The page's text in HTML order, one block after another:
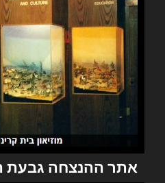
אתר ההנצחה